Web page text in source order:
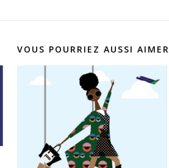
VOUS POURRIEZ AUSSI AIMER